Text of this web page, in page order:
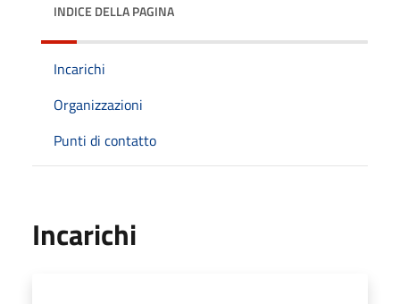
INDICE DELLA PAGINA
Incarichi
Organizzazioni
Punti di contatto
Incarichi